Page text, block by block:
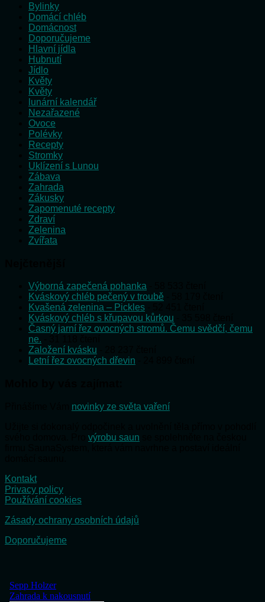
Bylinky
Domácí chléb
Domácnost
Doporučujeme
Hlavní jídla
Hubnutí
Jídlo
Květy
Květy
lunární kalendář
Nezařazené
Ovoce
Polévky
Recepty
Stromky
Uklízení s Lunou
Zábava
Zahrada
Zákusky
Zapomenuté recepty
Zdraví
Zelenina
Zvířata
Výborná zapečená pohanka
Kváskový chléb pečený v troubě
Kvašená zelenina – Pickles
Kváskový chléb s křupavou kůrkou
Časný jarní řez ovocných stromů. Čemu svědčí, čemu
ne.
Založení kvásku
Letní řez ovocných dřevin
novinky ze světa vaření
výrobu saun
Kontakt
Privacy policy
Používání cookies
Zásady ochrany osobních údajů
Doporučujeme